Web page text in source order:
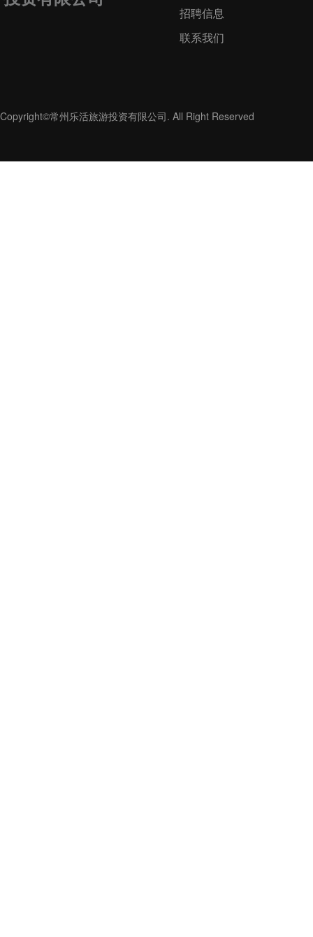
招聘信息
联系我们
Copyright©常州乐活旅游投资有限公司. All Right Reserved